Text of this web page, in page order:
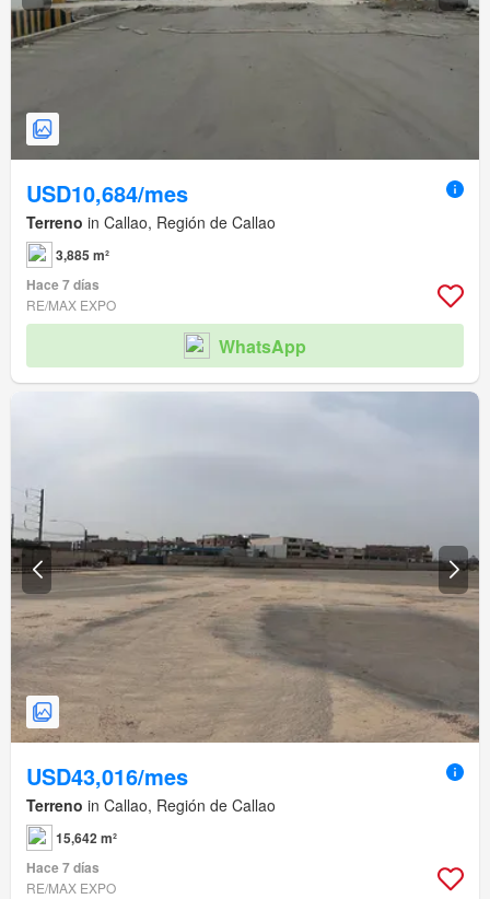
USD10,684/mes
Terreno in Callao, Región de Callao
3,885 m²
Hace 7 días
RE/MAX EXPO
WhatsApp
USD43,016/mes
Terreno in Callao, Región de Callao
15,642 m²
Hace 7 días
RE/MAX EXPO